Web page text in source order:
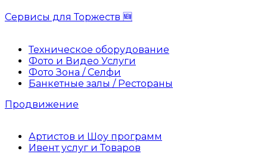
Сервисы для Торжеств 🆕
Техническое оборудование
Фото и Видео Услуги
Фото Зона / Селфи
Банкетные залы / Рестораны
Продвижение
Артистов и Шоу программ
Ивент услуг и Товаров